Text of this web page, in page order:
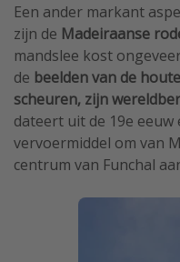
Een ander markant
zijn de Madeiraanse
mandslee kost
de beelden van de
scheuren, zijn
dateert uit de 19e
vervoermiddel om van
centrum van Funchal